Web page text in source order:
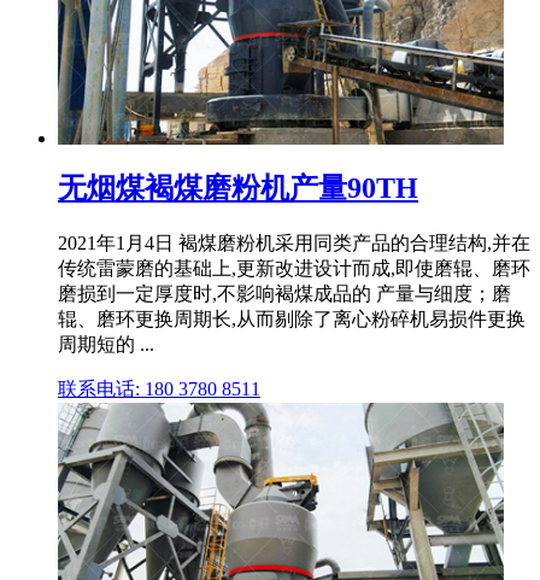
无烟煤褐煤磨粉机产量90TH
2021年1月4日 褐煤磨粉机采用同类产品的合理结构,并在
传统雷蒙磨的基础上,更新改进设计而成,即使磨辊、磨环
磨损到一定厚度时,不影响褐煤成品的 产量与细度；磨
辊、磨环更换周期长,从而剔除了离心粉碎机易损件更换
周期短的 ...
联系电话: 180 3780 8511